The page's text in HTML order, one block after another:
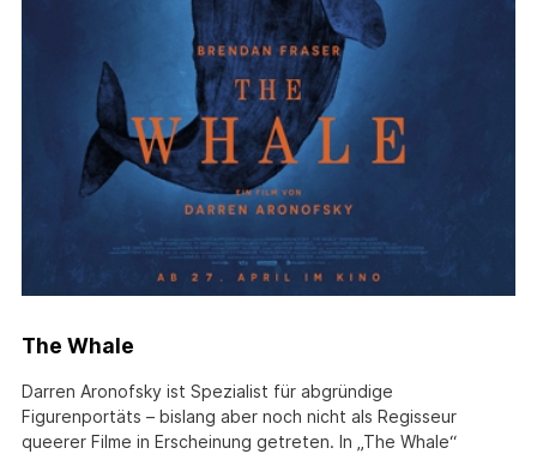
The Whale
Darren Aronofsky ist Spezialist für abgründige
Figurenportäts – bislang aber noch nicht als Regisseur
queerer Filme in Erscheinung getreten. In „The Whale“